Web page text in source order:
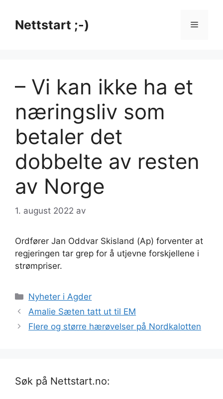
innholdNettstart ;-) Meny
– Vi kan ikke ha et
nærings­liv som
beta­ler det
dobbelte av resten
av Norge
1. august 2022 av
Ordfører Jan Oddvar Skisland (Ap) forventer at
regjeringen tar grep for å utjevne forskjellene i
strømpriser.
Kategorier
Nyheter i Agder
Amalie Sæten tatt ut til EM
Flere og større hærøvelser på Nordkalotten
Søk på Nettstart.no: